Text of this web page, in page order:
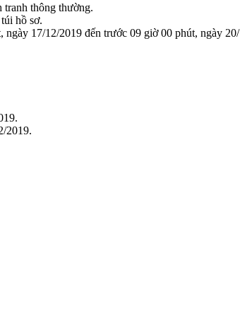
tranh thông thường.
hồ sơ.
ngày 17/12/2019 đến trước 09 giờ 00 phút, ngày
2019.